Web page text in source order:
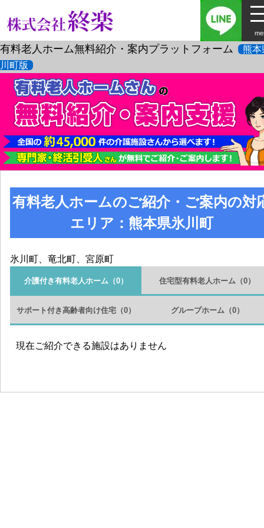
有料老人ホーム無料紹介・案内プラットフォーム
熊本
川町版
有料老人ホームのご紹介・ご案内の対
エリア：熊本県氷川町
氷川町、竜北町、宮原町
介護付き有料老人ホーム （0） 住宅型有料老人ホーム （0）
サポート付き高齢者向け住宅（0） グループホーム （0）
現在ご紹介できる施設はありません